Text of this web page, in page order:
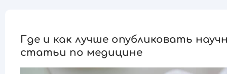
Где и как лучше опубликовать
статьи по медицине